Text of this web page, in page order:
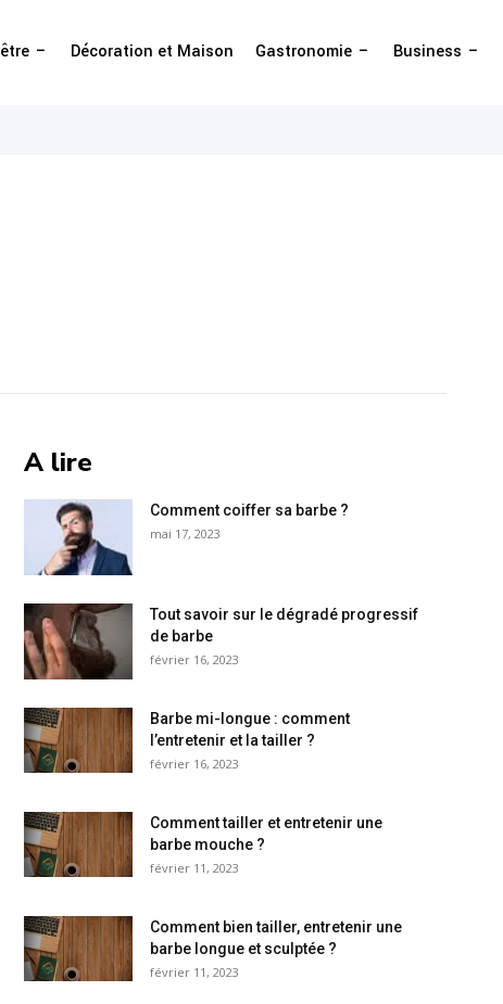
Décoration et Maison Gastronomie Business
A lire
Comment coiffer sa barbe ?
mai 17, 2023
Tout savoir sur le dégradé progressif
de barbe
février 16, 2023
Barbe mi-longue : comment
l’entretenir et la tailler ?
février 16, 2023
Comment tailler et entretenir une
barbe mouche ?
février 11, 2023
Comment bien tailler, entretenir une
barbe longue et sculptée ?
février 11, 2023